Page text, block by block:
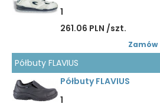
1
261.06 PLN /szt.
Zamów
Półbuty FLAVIUS
Półbuty FLAVIUS
1